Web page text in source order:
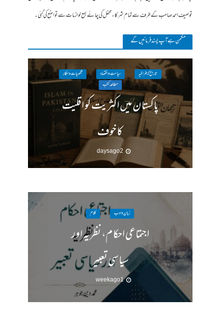
توصیف احمد صاحب کے طرف سے تمام شرکاء محفل کی چائے بمع لوازمات سے تواضع کی گئی۔
مکمن ہےآپ پسند فرمائیں گے
تاریخ / جغرافیہ سیاست واقتصاد
شخصیات وافکار
مطالعہ کتب
پاکستان میں اکثریت کو اقلیت
کا خوف
2 days ago
زبان وادب کلام
اجتماعی احکام، نظریہ اور
سیاسی تعبیر
1 week ago